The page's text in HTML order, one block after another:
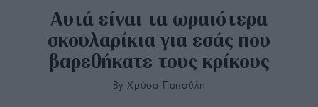
Αυτά είναι τα ωραιότερα
σκουλαρίκια για εσάς που
βαρεθήκατε τους κρίκους
By Χρύσα Παπούλη